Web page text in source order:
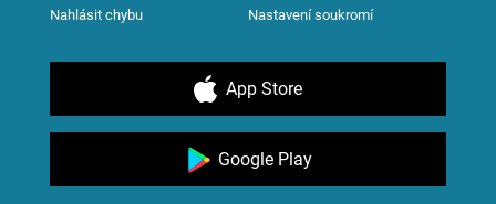
Nahlásit chybu Nastavení soukromí
App Store
Google Play